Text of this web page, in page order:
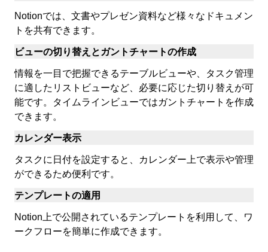
Notionでは、文書やプレゼン資料など様々なドキュメン
トを共有できます。
ビューの切り替えとガントチャートの作成
情報を一目で把握できるテーブルビューや、タスク管理
に適したリストビューなど、必要に応じた切り替えが可
能です。タイムラインビューではガントチャートを作成
できます。
カレンダー表示
タスクに日付を設定すると、カレンダー上で表示や管理
ができるため便利です。
テンプレートの適用
Notion上で公開されているテンプレートを利用して、ワ
ークフローを簡単に作成できます。